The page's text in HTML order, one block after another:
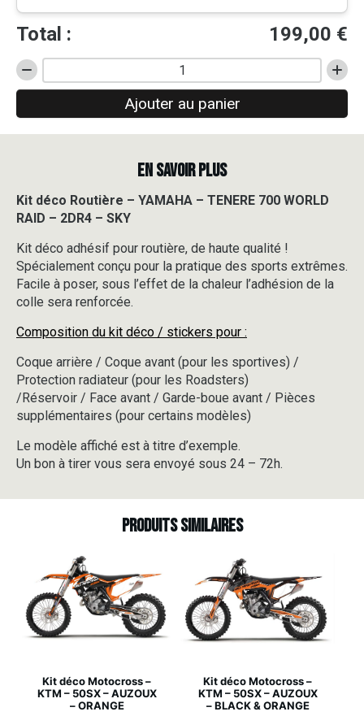
Total : 199,00 €
quantité
de
déco
Routière
TENERE
700
RAID
-
2DR4
-
SKY
Ajouter au panier
EN SAVOIR PLUS
Kit déco Routière – YAMAHA – TENERE 700 WORLD
RAID – 2DR4 – SKY
Kit déco adhésif pour routière, de haute qualité !
Spécialement conçu pour la pratique des sports extrêmes.
Facile à poser, sous l’effet de la chaleur l’adhésion de la
colle sera renforcée.
Composition du kit déco / stickers pour :
Coque arrière / Coque avant (pour les sportives) /
Protection radiateur (pour les Roadsters)
/Réservoir / Face avant / Garde-boue avant / Pièces
supplémentaires (pour certains modèles)
Le modèle affiché est à titre d’exemple.
Un bon à tirer vous sera envoyé sous 24 – 72h.
Produits similaires
Kit déco Motocross –
KTM – 50SX – AUZOUX
– ORANGE
Kit déco Motocross –
KTM – 50SX – AUZOUX
– BLACK & ORANGE